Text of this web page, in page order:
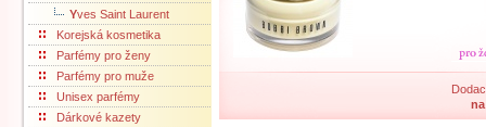
Yves Saint Laurent
Korejská kosmetika
Parfémy pro ženy
Parfémy pro muže
Unisex parfémy
Dárkové kazety